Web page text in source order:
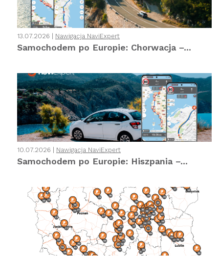
13.07.2026 | Nawigacja NaviExpert
Samochodem po Europie: Chorwacja –...
10.07.2026 | Nawigacja NaviExpert
Samochodem po Europie: Hiszpania –...